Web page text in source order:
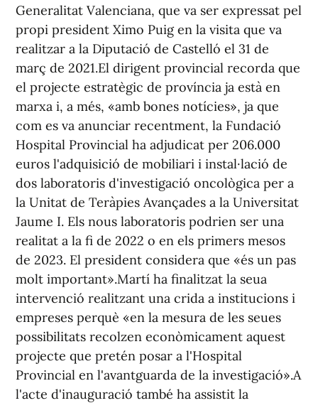
Generalitat Valenciana, que va ser expressat pel
propi president Ximo Puig en la visita que va
realitzar a la Diputació de Castelló el 31 de
març de 2021.El dirigent provincial recorda que
el projecte estratègic de província ja està en
marxa i, a més, «amb bones notícies», ja que
com es va anunciar recentment, la Fundació
Hospital Provincial ha adjudicat per 206.000
euros l'adquisició de mobiliari i instal·lació de
dos laboratoris d'investigació oncològica per a
la Unitat de Teràpies Avançades a la Universitat
Jaume I. Els nous laboratoris podrien ser una
realitat a la fi de 2022 o en els primers mesos
de 2023. El president considera que «és un pas
molt important».Martí ha finalitzat la seua
intervenció realitzant una crida a institucions i
empreses perquè «en la mesura de les seues
possibilitats recolzen econòmicament aquest
projecte que pretén posar a l'Hospital
Provincial en l'avantguarda de la investigació».A
l'acte d'inauguració també ha assistit la